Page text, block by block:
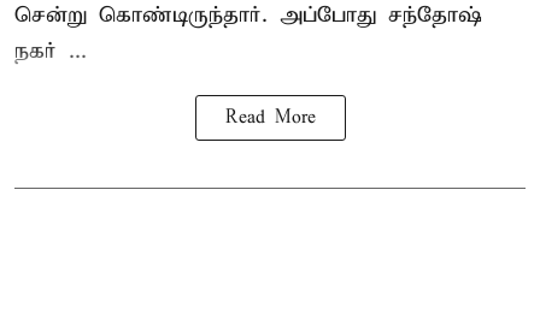
சென்று கொண்டிருந்தார். அப்போது சந்தோஷ்
நகர் ...
Read More